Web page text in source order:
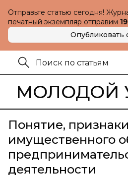
Отправьте статью сегодня!
печатный экземпляр отправим
Опубликовать
МОЛОДОЙ
Понятие,
имущественного
деятельности